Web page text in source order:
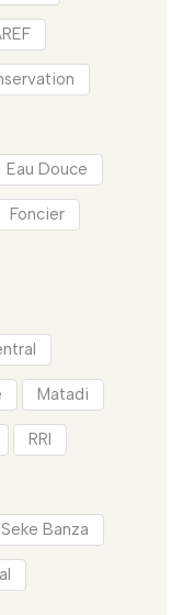
Eau Douce
Foncier
Matadi
RRI
Seke Banza